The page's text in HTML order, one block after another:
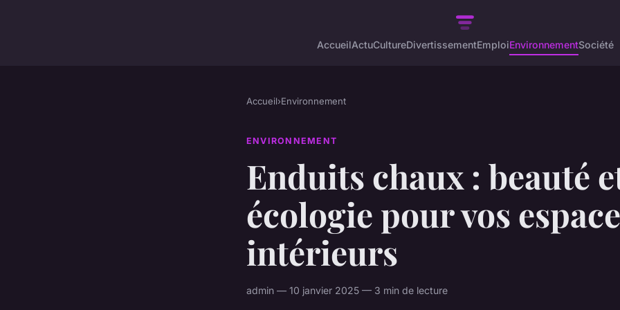
AccueilActuCultureDivertissementEmploiEnvironnementSociété
Accueil›Environnement
ENVIRONNEMENT
Enduits chaux : beauté
écologie pour vos
intérieurs
admin — 10 janvier 2025 — 3 min de lecture